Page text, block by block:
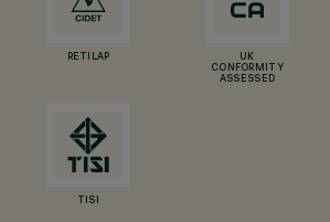
RETILAP
UK
CONFORMITY
ASSESSED
TISI